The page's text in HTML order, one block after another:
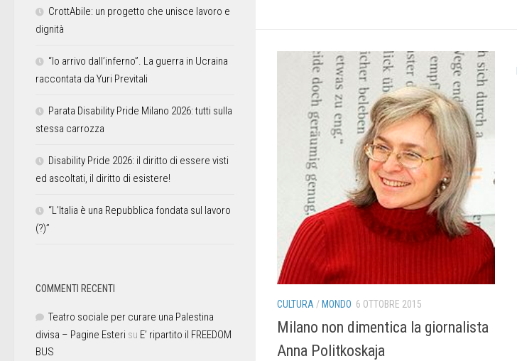
CULTURA / MONDO 6 OTTOBRE 2015
Milano non dimentica la giornalista
Anna Politkoskaja
CrottAbile: un progetto che unisce lavoro e
dignità
“Io arrivo dall’inferno”. La guerra in Ucraina
raccontata da Yuri Previtali
Parata Disability Pride Milano 2026: tutti sulla
stessa carrozza
Disability Pride 2026: il diritto di essere visti
ed ascoltati, il diritto di esistere!
“L’Italia è una Repubblica fondata sul lavoro
(?)”
COMMENTI RECENTI
Teatro sociale per curare una Palestina
divisa – Pagine Esteri su E’ ripartito il FREEDOM
BUS